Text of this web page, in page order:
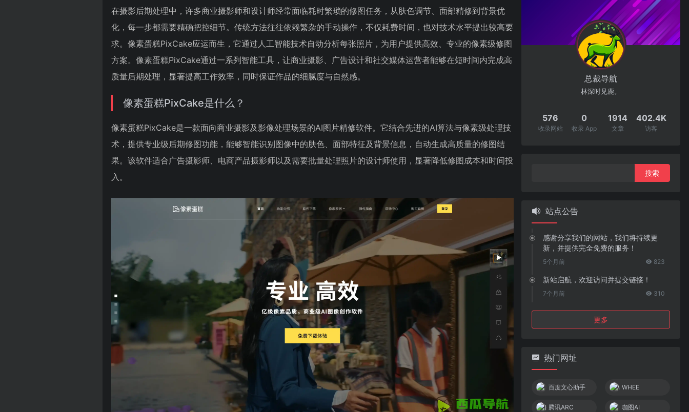
在摄影后期处理中，许多商业摄影师和设计师经常面临耗时繁琐的修图任务，从肤色调节、面部精修到背景优
化，每一步都需要精确把控细节。传统方法往往依赖繁杂的手动操作，不仅耗费时间，也对技术水平提出较高要
求。像素蛋糕PixCake应运而生，它通过人工智能技术自动分析每张照片，为用户提供高效、专业的像素级修图
方案。像素蛋糕PixCake通过一系列智能工具，让商业摄影、广告设计和社交媒体运营者能够在短时间内完成高
质量后期处理，显著提高工作效率，同时保证作品的细腻度与自然感。
像素蛋糕PixCake是什么？
像素蛋糕PixCake是一款面向商业摄影及影像处理场景的AI图片精修软件。它结合先进的AI算法与像素级处理技
术，提供专业级后期修图功能，能够智能识别图像中的肤色、面部特征及背景信息，自动生成高质量的修图结
果。该软件适合广告摄影师、电商产品摄影师以及需要批量处理照片的设计师使用，显著降低修图成本和时间投
入。
总裁导航
林深时见鹿。
576
收录网站
0
收录 App
1914
文章
402.4K
访客
站点公告
感谢分享我们的网站，我们将持续更
新，并提供完全免费的服务！
5个月前 823
新站启航，欢迎访问并提交链接！
7个月前 310
更多
热门网址
百度文心助手 WHEE
腾讯ARC 咖图AI